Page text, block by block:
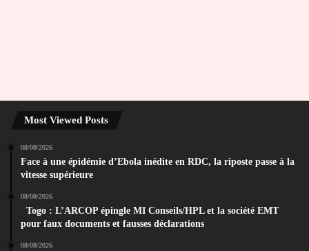
Most Viewed Posts
08/08/2026
Face à une épidémie d’Ebola inédite en RDC, la riposte passe à la
vitesse supérieure
08/08/2026
Togo : L’ARCOP épingle MI Conseils/HPL et la société EMT
pour faux documents et fausses déclarations
08/08/2026